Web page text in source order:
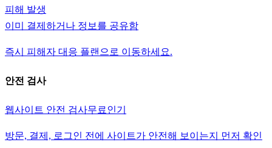
피해 발생
이미 결제하거나 정보를 공유함
즉시 피해자 대응 플랜으로 이동하세요.
안전 검사
웹사이트 안전 검사무료인기
방문, 결제, 로그인 전에 사이트가 안전해 보이는지 먼저 확인